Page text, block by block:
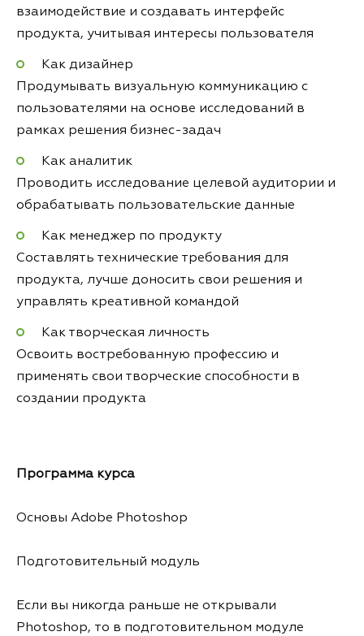
взаимодействие и создавать интерфейс
продукта, учитывая интересы пользователя
Как дизайнер
Продумывать визуальную коммуникацию с
пользователями на основе исследований в
рамках решения бизнес-задач
Как аналитик
Проводить исследование целевой аудитории и
обрабатывать пользовательские данные
Как менеджер по продукту
Составлять технические требования для
продукта, лучше доносить свои решения и
управлять креативной командой
Как творческая личность
Освоить востребованную профессию и
применять свои творческие способности в
создании продукта
Программа курса
Основы Adobe Photoshop
Подготовительный модуль
Если вы никогда раньше не открывали
Photoshop, то в подготовительном модуле